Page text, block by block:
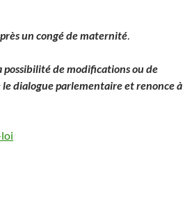
un congé de maternité.
possibilité de modifications ou de
dialogue parlementaire et renonce à